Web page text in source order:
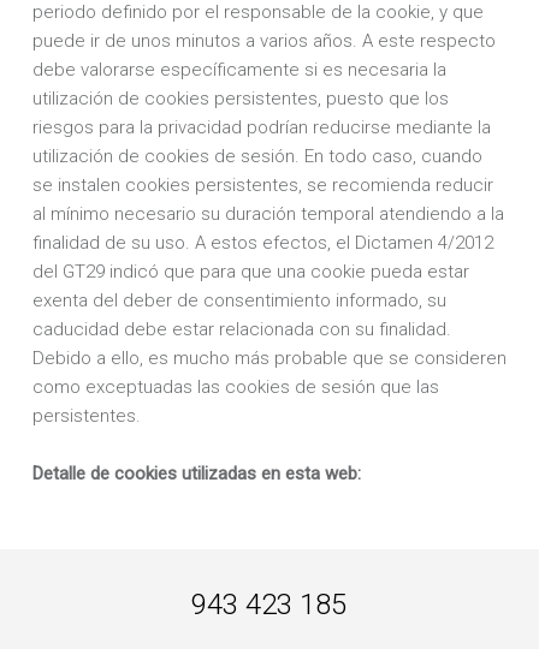
periodo definido por el responsable de la cookie, y que
puede ir de unos minutos a varios años. A este respecto
debe valorarse específicamente si es necesaria la
utilización de cookies persistentes, puesto que los
riesgos para la privacidad podrían reducirse mediante la
utilización de cookies de sesión. En todo caso, cuando
se instalen cookies persistentes, se recomienda reducir
al mínimo necesario su duración temporal atendiendo a la
finalidad de su uso. A estos efectos, el Dictamen 4/2012
del GT29 indicó que para que una cookie pueda estar
exenta del deber de consentimiento informado, su
caducidad debe estar relacionada con su finalidad.
Debido a ello, es mucho más probable que se consideren
como exceptuadas las cookies de sesión que las
persistentes.
Detalle de cookies utilizadas en esta web:
943 423 185